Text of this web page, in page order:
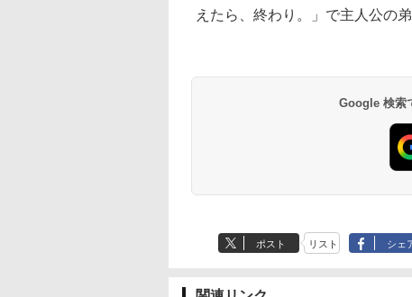
えたら、終わり。」で主人公の
Google 検索
ポスト リスト シェ